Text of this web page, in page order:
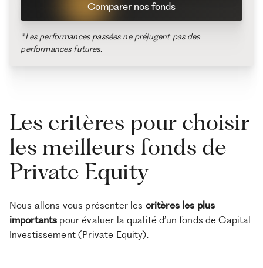
Comparer nos fonds
*Les performances passées ne préjugent pas des
performances futures.
Les critères pour choisir
les meilleurs fonds de
Private Equity
Nous allons vous présenter les critères les plus
importants pour évaluer la qualité d’un fonds de Capital
Investissement (Private Equity).